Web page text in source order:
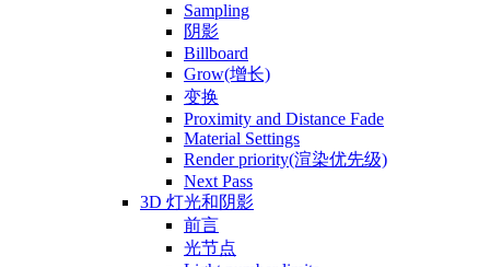
Sampling
阴影
Billboard
Grow(增长)
变换
Proximity and Distance Fade
Material Settings
Render priority(渲染优先级)
Next Pass
3D 灯光和阴影
前言
光节点